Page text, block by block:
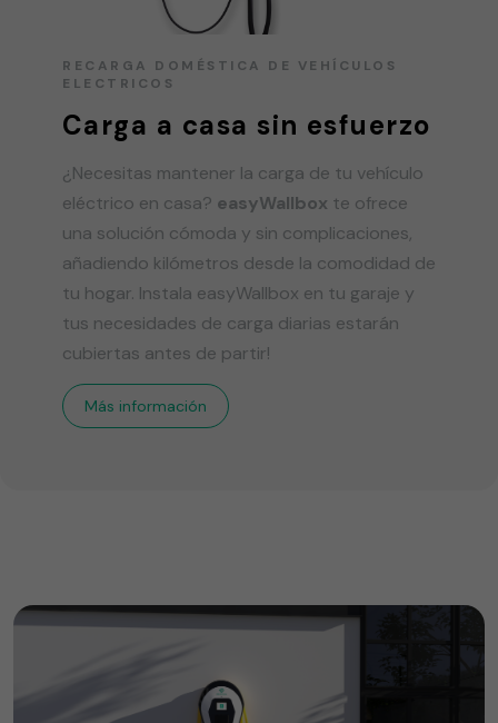
RECARGA DOMÉSTICA DE VEHÍCULOS
ELECTRICOS
Carga a casa sin esfuerzo
¿Necesitas mantener la carga de tu vehículo
eléctrico en casa? easyWallbox te ofrece
una solución cómoda y sin complicaciones,
añadiendo kilómetros desde la comodidad de
tu hogar. Instala easyWallbox en tu garaje y
tus necesidades de carga diarias estarán
cubiertas antes de partir!
Más información